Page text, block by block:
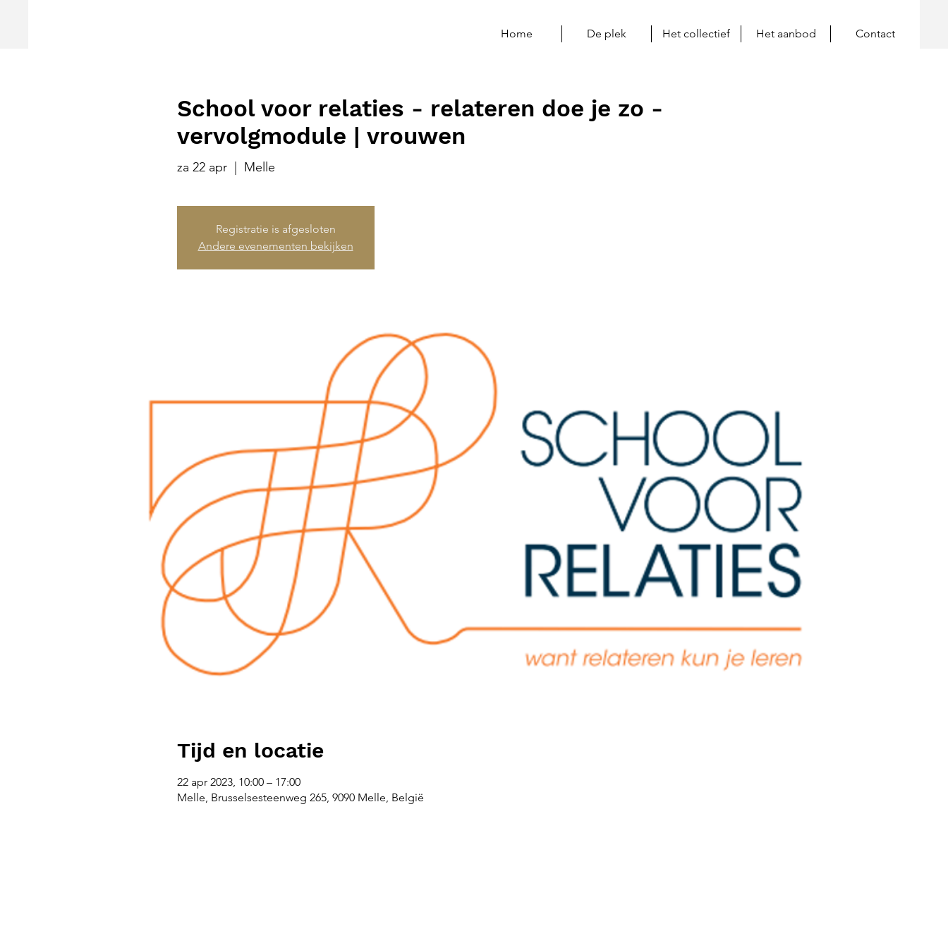
Home De plek Het collectief Het aanbod Contact
School voor relaties - relateren doe je zo -
vervolgmodule | vrouwen
za 22 apr
  |
Melle
Registratie is afgesloten
Andere evenementen bekijken
Tijd en locatie
22 apr 2023, 10:00 – 17:00
Melle, Brusselsesteenweg 265, 9090 Melle, België